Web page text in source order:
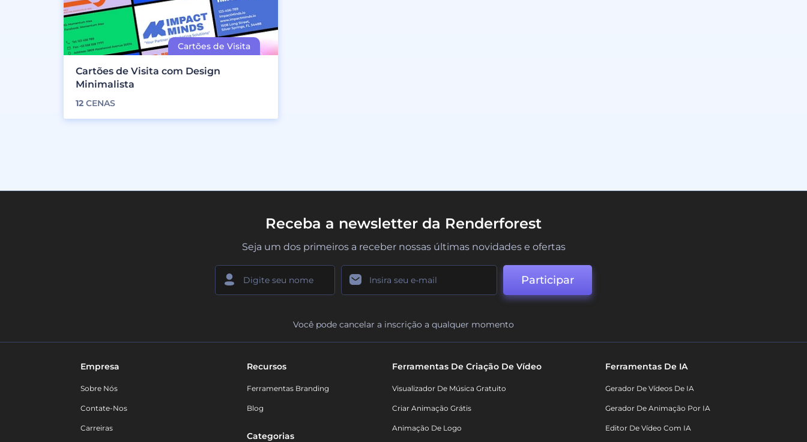
Cartões de Visita com Design
Minimalista
12 CENAS
Receba a newsletter da Renderforest
Seja um dos primeiros a receber nossas últimas novidades e ofertas
Participar
Você pode cancelar a inscrição a qualquer momento
Empresa
Sobre Nós
Contate-Nos
Carreiras
Recursos
Ferramentas Branding
Blog
Categorias
Ferramentas De Criação De Vídeo
Visualizador De Música Gratuito
Criar Animação Grátis
Animação De Logo
Ferramentas De IA
Gerador De Vídeos De IA
Gerador De Animação Por IA
Editor De Vídeo Com IA